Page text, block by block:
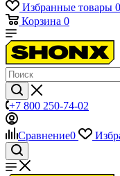
Избранные товары 0
Корзина 0
+7 800 250-74-02
Сравнение0